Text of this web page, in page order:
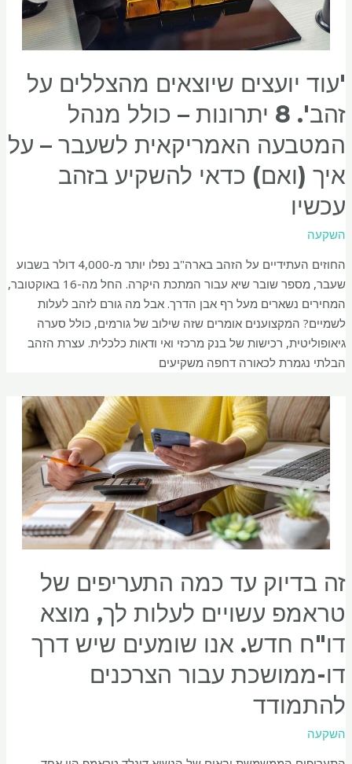
'עוד יועצים שיוצאים מהצללים על
זהב'. 8 יתרונות – כולל מנהל
המטבעה האמריקאית לשעבר – על
איך (ואם) כדאי להשקיע בזהב
עכשיו
השקעה
החוזים העתידיים על הזהב בארה"ב נפלו יותר מ-4,000 דולר בשבוע
שעבר, מספר שובר שיא עבור המתכת היקרה. החל מה-16 באוקטובר,
המחירים נשארים מעל רף אבן הדרך. אבל מה גורם לזהב לעלות
לשמיים? המקצוענים אומרים שזה שילוב של גורמים, כולל סערה
גיאופוליטית, רכישות של בנק מרכזי ואי ודאות כלכלית. עצרת הזהב
הבלתי נגמרת לכאורה דחפה משקיעים
זה בדיוק עד כמה התעריפים של
טראמפ עשויים לעלות לך, מוצא
דו"ח חדש. אנו שומעים שיש דרך
דו-ממושכת עבור הצרכנים
להתמודד
השקעה